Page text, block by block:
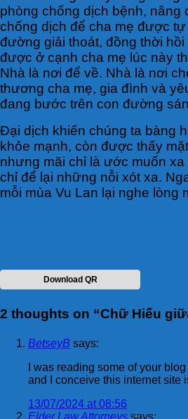
phòng chống dịch bệnh,
chống dịch để cha mẹ được
đường giải thoát, đồng thời
được ở cạnh cha mẹ lúc này
Nhà là nơi để về. Nhà là nơi
thương cha mẹ, gia đình và
đang bước trên con đường
Đại dịch khiến chúng ta bàng
khỏe mạnh, còn được thấy
nhưng mãi chỉ là ước muốn
chỉ để lại những nỗi xót xa.
mỗi mùa Vu Lan lại nghe
Download QR
2 thoughts on “Chữ Hiếu
BetseyB says:
I was reading some of your
and I conceive this internet site
13/07/2024 at 08:56
Elder Law Attorneys says: